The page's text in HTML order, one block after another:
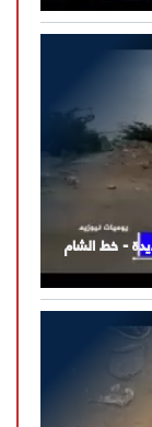
- خط الشام